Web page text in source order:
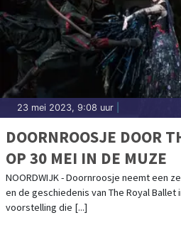
23 mei 2023, 9:08 uur
DOORNROOSJE DOOR
OP 30 MEI IN DE MUZE
NOORDWIJK - Doornroosje neemt een
en de geschiedenis van The Royal
voorstelling die [...]